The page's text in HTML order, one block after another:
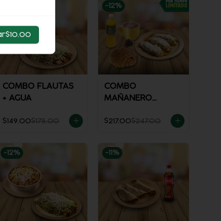
COMBO FLAUTAS
+ AGUA
$149.00$175.00
-12%
COMBO
MAÑANERO
$217.00$247.00
-12% -11 %
$10.00